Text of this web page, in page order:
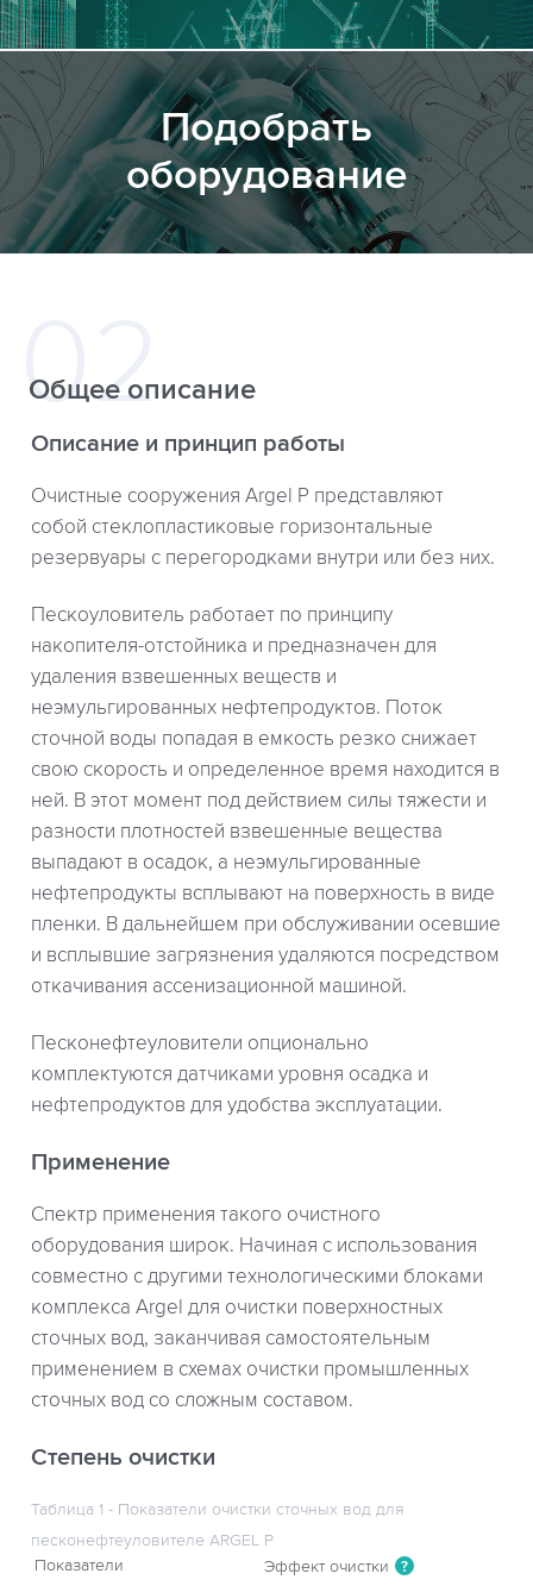
Подобрать
оборудование
Общее описание
Описание и принцип работы
Очистные сооружения Argel P представляют
собой стеклопластиковые горизонтальные
резервуары с перегородками внутри или без них.
Пескоуловитель работает по принципу
накопителя-отстойника и предназначен для
удаления взвешенных веществ и
неэмульгированных нефтепродуктов. Поток
сточной воды попадая в емкость резко снижает
свою скорость и определенное время находится в
ней. В этот момент под действием силы тяжести и
разности плотностей взвешенные вещества
выпадают в осадок, а неэмульгированные
нефтепродукты всплывают на поверхность в виде
пленки. В дальнейшем при обслуживании осевшие
и всплывшие загрязнения удаляются посредством
откачивания ассенизационной машиной.
Песконефтеуловители опционально
комплектуются датчиками уровня осадка и
нефтепродуктов для удобства эксплуатации.
Применение
Спектр применения такого очистного
оборудования широк. Начиная с использования
совместно с другими технологическими блоками
комплекса Argel для очистки поверхностных
сточных вод, заканчивая самостоятельным
применением в схемах очистки промышленных
сточных вод со сложным составом.
Степень очистки
Таблица 1 - Показатели очистки сточных вод для
песконефтеуловителе ARGEL P
Показатели
Эффект очистки ?